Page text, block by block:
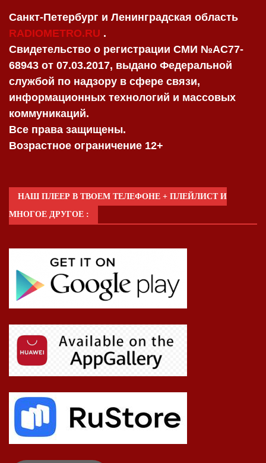
Санкт-Петербург и Ленинградская область
RADIOMETRO.RU .
Свидетельство о регистрации СМИ №AC77-
68943 от 07.03.2017, выдано Федеральной
службой по надзору в сфере связи,
информационных технологий и массовых
коммуникаций.
Все права защищены.
Возрастное ограничение 12+
НАШ ПЛЕЕР В ТВОЕМ ТЕЛЕФОНЕ + ПЛЕЙЛИСТ И
МНОГОЕ ДРУГОЕ :